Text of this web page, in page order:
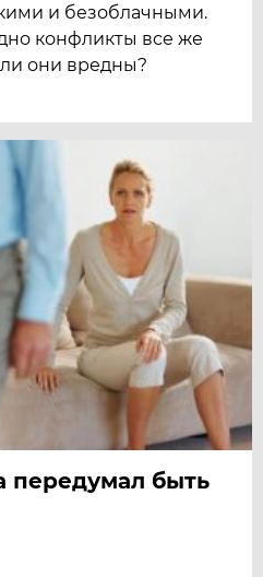
и безоблачными.
конфликты все же
ли они вредны?
передумал быть